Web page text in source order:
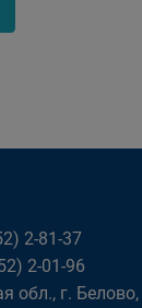
2-81-37
2-01-96
обл., г. Белово,